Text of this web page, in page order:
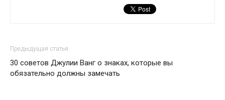
Предыдущая статья
30 советов Джулии Ванг о знаках, которые вы
обязательно должны замечать